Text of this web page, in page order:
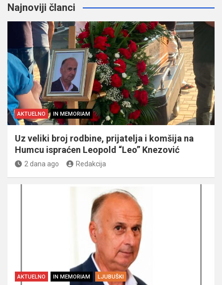
Najnoviji članci
AKTUELNO IN MEMORIAM
Uz veliki broj rodbine, prijatelja i komšija na
Humcu ispraćen Leopold “Leo” Knezović
2 dana ago Redakcija
AKTUELNO IN MEMORIAM LJUBUŠKI